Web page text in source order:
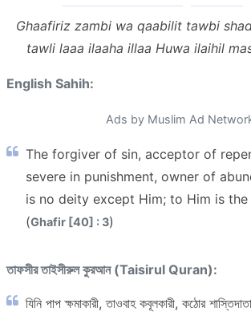
Ghaafiriz zambi wa qaabilit tawbi
tawli laaa ilaaha illaa Huwa ilaihil
English Sahih:
Ads by Muslim Ad
The forgiver of sin, acceptor of
severe in punishment, owner of
is no deity except Him; to Him is
(Ghafir [40] : 3)
তাফসীর তাইসীরুল কুরআন (Taisirul Quran):
যিনি পাপ ক্ষমাকারী, তাওবাহ কবূলকারী, কঠোর